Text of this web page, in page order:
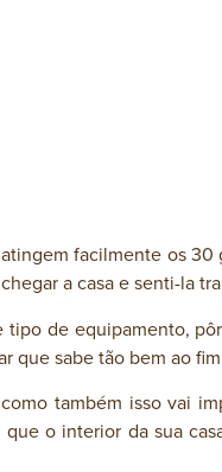
facilmente os
a casa e senti-la
de equipamento,
que sabe tão bem ao
também isso vai
o interior da sua